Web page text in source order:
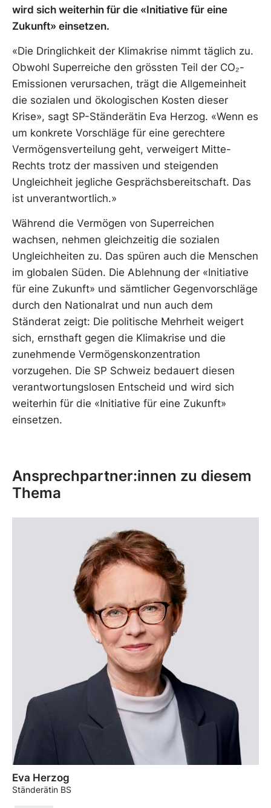
wird sich weiterhin für die «Initiative für eine
Zukunft» einsetzen.
«Die Dringlichkeit der Klimakrise nimmt täglich zu.
Obwohl Superreiche den grössten Teil der CO₂-
Emissionen verursachen, trägt die Allgemeinheit
die sozialen und ökologischen Kosten dieser
Krise», sagt SP-Ständerätin Eva Herzog. «Wenn es
um konkrete Vorschläge für eine gerechtere
Vermögensverteilung geht, verweigert Mitte-
Rechts trotz der massiven und steigenden
Ungleichheit jegliche Gesprächsbereitschaft. Das
ist unverantwortlich.»
Während die Vermögen von Superreichen
wachsen, nehmen gleichzeitig die sozialen
Ungleichheiten zu. Das spüren auch die Menschen
im globalen Süden. Die Ablehnung der «Initiative
für eine Zukunft» und sämtlicher Gegenvorschläge
durch den Nationalrat und nun auch dem
Ständerat zeigt: Die politische Mehrheit weigert
sich, ernsthaft gegen die Klimakrise und die
zunehmende Vermögenskonzentration
vorzugehen. Die SP Schweiz bedauert diesen
verantwortungslosen Entscheid und wird sich
weiterhin für die «Initiative für eine Zukunft»
einsetzen.
Ansprechpartner:innen zu diesem
Thema
Eva Herzog
Ständerätin BS